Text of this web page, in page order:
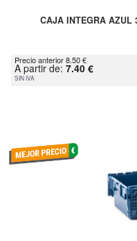
CAJA INTEGRA AZUL
Precio anterior 8.50 €
A partir de: 7.40 €
SIN IVA